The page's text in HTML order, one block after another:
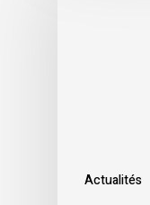
Actualités